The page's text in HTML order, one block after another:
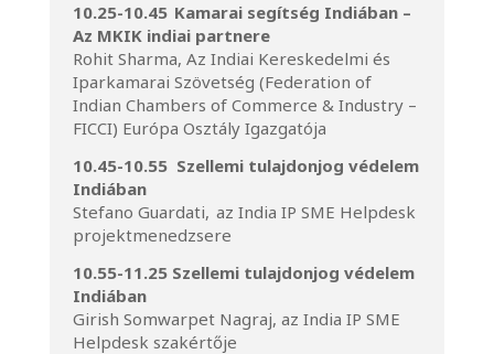
10.25-10.45 Kamarai segítség Indiában –
Az MKIK indiai partnere
Rohit Sharma, Az Indiai Kereskedelmi és
Iparkamarai Szövetség (Federation of
Indian Chambers of Commerce & Industry –
FICCI) Európa Osztály Igazgatója
10.45-10.55 Szellemi tulajdonjog védelem
Indiában
Stefano Guardati, az India IP SME Helpdesk
projektmenedzsere
10.55-11.25 Szellemi tulajdonjog védelem
Indiában
Girish Somwarpet Nagraj, az India IP SME
Helpdesk szakértője